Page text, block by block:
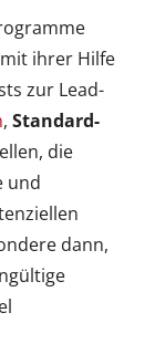
ihrer Hilfe
zur Lead-
, Standard-
die
und
dann,